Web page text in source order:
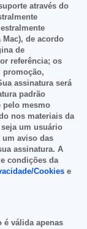
através do
Mac), de acordo
de
referência; os
promoção,
assinatura será
padrão
pelo mesmo
nos materiais da
um usuário
um aviso das
assinatura. A
condições da
Cookies e
é válida apenas